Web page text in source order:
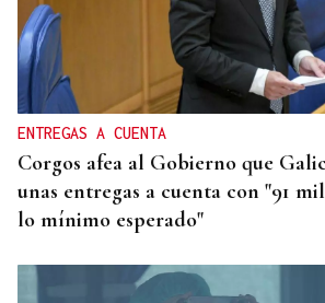
ENTREGAS A CUENTA
Corgos afea al Gobierno que
unas entregas a cuenta con "91
lo mínimo esperado"